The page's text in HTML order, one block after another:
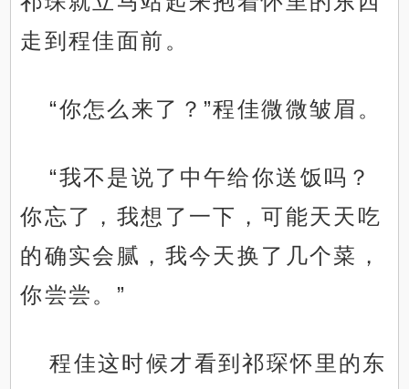
走到程佳面前。
“你怎么来了？”程佳微微皱眉。
“我不是说了中午给你送饭吗？
你忘了，我想了一下，可能天天吃
的确实会腻，我今天换了几个菜，
你尝尝。”
程佳这时候才看到祁琛怀里的东